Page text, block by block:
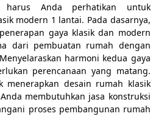
Anda perhatikan untuk
modern 1 lantai. Pada dasarnya,
gaya klasik dan modern
dari pembuatan rumah dengan
harmoni kedua gaya
perencanaan yang matang.
menerapkan desain rumah klasik
membutuhkan jasa konstruksi
proses pembangunan rumah